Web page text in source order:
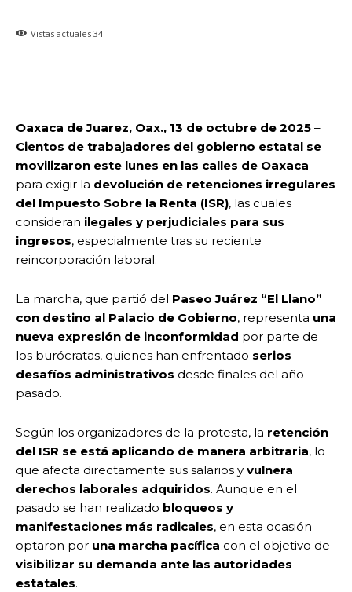
Vistas actuales 34
Oaxaca de Juarez, Oax., 13 de octubre de 2025 –
Cientos de trabajadores del gobierno estatal se
movilizaron este lunes en las calles de Oaxaca
para exigir la devolución de retenciones irregulares
del Impuesto Sobre la Renta (ISR), las cuales
consideran ilegales y perjudiciales para sus
ingresos, especialmente tras su reciente
reincorporación laboral.
La marcha, que partió del Paseo Juárez “El Llano”
con destino al Palacio de Gobierno, representa una
nueva expresión de inconformidad por parte de
los burócratas, quienes han enfrentado serios
desafíos administrativos desde finales del año
pasado.
Según los organizadores de la protesta, la retención
del ISR se está aplicando de manera arbitraria, lo
que afecta directamente sus salarios y vulnera
derechos laborales adquiridos. Aunque en el
pasado se han realizado bloqueos y
manifestaciones más radicales, en esta ocasión
optaron por una marcha pacífica con el objetivo de
visibilizar su demanda ante las autoridades
estatales.